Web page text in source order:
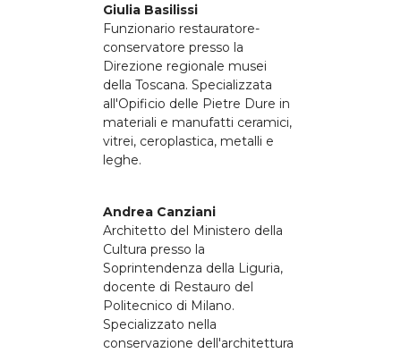
Giulia Basilissi
Funzionario restauratore-
conservatore presso la
Direzione regionale musei
della Toscana. Specializzata
all'Opificio delle Pietre Dure in
materiali e manufatti ceramici,
vitrei, ceroplastica, metalli e
leghe.
Andrea Canziani
Architetto del Ministero della
Cultura presso la
Soprintendenza della Liguria,
docente di Restauro del
Politecnico di Milano.
Specializzato nella
conservazione dell'architettura